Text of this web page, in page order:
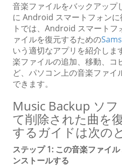
音楽ファイルをバックアップ
に Android スマートフォン
トでは、Android スマートフ
ァイルを復元するための
いう適切なアプリを紹介しま
楽ファイルの追加、移動、コ
ど、パソコン上の音楽ファ
できます。
Music Backup ソ
て削除された曲を
するガイドは次の
ステップ 1: この音楽ファイ
ンストールする